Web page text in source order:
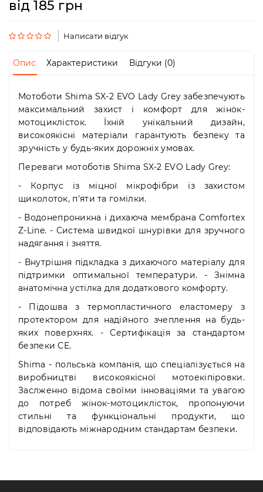
Режим
Пн-
09:00
-
Сб
10:00
-
19:00
-
вихідний
від 185 грн
Написати відгук
Опис Характеристики Відгуки (0)
Мотоботи Shima SX-2 EVO Lady Grey забезпечують
максимальний захист і комфорт для жінок-
мотоциклісток. Їхній унікальний дизайн,
високоякісні матеріали гарантують безпеку та
зручність у будь-яких дорожніх умовах.
Переваги мотоботів Shima SX-2 EVO Lady Grey:
- Корпус із міцної мікрофібри із захистом
щиколоток, п'яти та гомілки.
- Водонепроникна і дихаюча мембрана Comfortex
Z-Line. - Система швидкої шнурівки для зручного
надягання і зняття.
- Внутрішня підкладка з дихаючого матеріалу для
підтримки оптимальної температури. - Знімна
анатомічна устілка для додаткового комфорту.
- Підошва з термопластичного еластомеру з
протектором для надійного зчеплення на будь-
яких поверхнях. - Сертифікація за стандартом
безпеки CE.
Shima - польська компанія, що спеціалізується на
виробництві високоякісної мотоекіпіровки.
Заслженно відома своїми інноваціями та увагою
до потреб жінок-мотоциклісток, пропонуючи
стильні та функціональні продукти, що
відповідають міжнародним стандартам безпеки.